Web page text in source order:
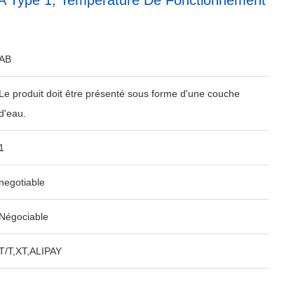
Le produit doit être présenté sous forme d'une couche
1
negotiable
Négociable
T,XT,ALIPAY